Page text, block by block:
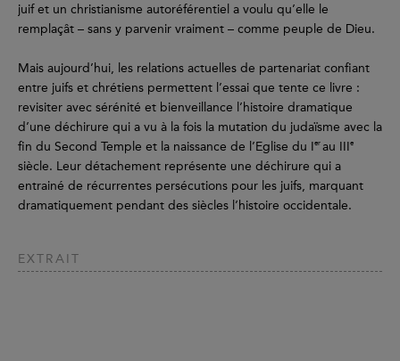
juif et un christianisme autoréférentiel a voulu qu’elle le
remplaçât – sans y parvenir vraiment – comme peuple de Dieu.
Mais aujourd’hui, les relations actuelles de partenariat confiant
entre juifs et chrétiens permettent l’essai que tente ce livre :
revisiter avec sérénité et bienveillance l’histoire dramatique
d’une déchirure qui a vu à la fois la mutation du judaïsme avec la
fin du Second Temple et la naissance de l’Eglise du Ier au IIIe
siècle. Leur détachement représente une déchirure qui a
entrainé de récurrentes persécutions pour les juifs, marquant
dramatiquement pendant des siècles l’histoire occidentale.
EXTRAIT